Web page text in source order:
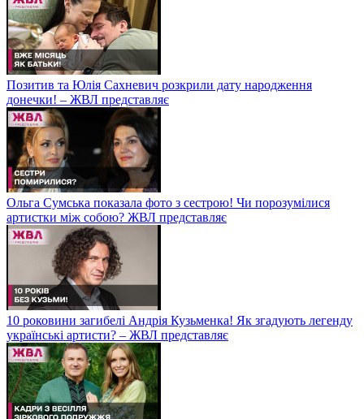
Позитив та Юлія Сахневич розкрили дату народження
донечки! – ЖВЛ представляє
Ольга Сумська показала фото з сестрою! Чи порозумілися
артистки між собою? ЖВЛ представляє
10 роковини загибелі Андрія Кузьменка! Як згадують легенду
українські артисти? – ЖВЛ представляє